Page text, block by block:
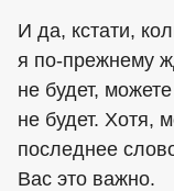
И да, кстати,
я по-прежнему
не будет,
не будет. Хотя,
последнее
Вас это важно.